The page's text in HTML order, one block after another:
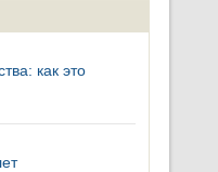
как это